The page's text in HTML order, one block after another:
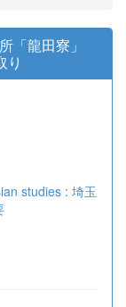
「龍田寮」
り
studies : 埼玉